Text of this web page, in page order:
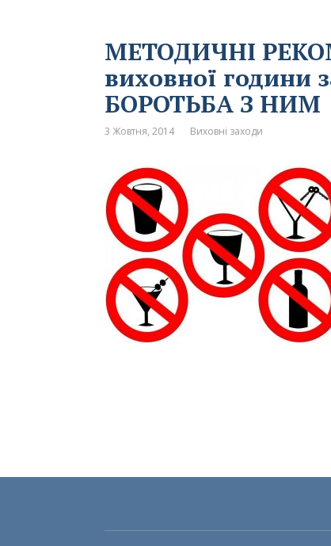
МЕТОДИЧНІ
виховної
БОРОТЬБА З НИМ
3 Жовтня, 2014 Виховні заходи